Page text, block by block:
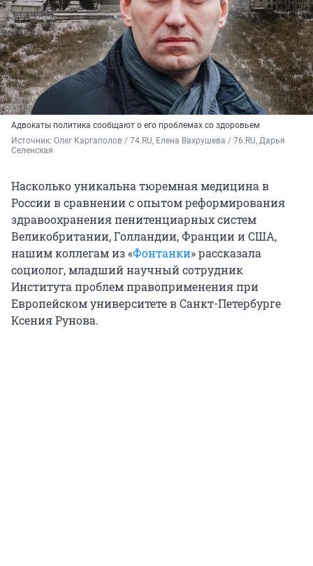
Адвокаты политика сообщают о его проблемах со здоровьем
Источник: Олег Каргаполов / 74.RU, Елена Вахрушева / 76.RU, Дарья
Селенская
Насколько уникальна тюремная медицина в
России в сравнении с опытом реформирования
здравоохранения пенитенциарных систем
Великобритании, Голландии, Франции и США,
нашим коллегам из «Фонтанки» рассказала
социолог, младший научный сотрудник
Института проблем правоприменения при
Европейском университете в Санкт-Петербурге
Ксения Рунова.